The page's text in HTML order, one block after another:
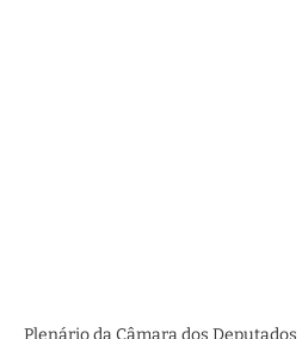
Plenário da Câmara dos Deputados